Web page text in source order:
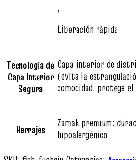
,
Liberación rápida
Tecnología de
Capa Interior
Segura
Capa interior de
(evita la
comodidad, protege
Herrajes
Zamak premium:
hipoalergénico